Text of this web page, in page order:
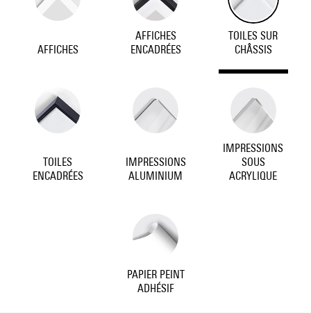
AFFICHES
AFFICHES
ENCADRÉES
TOILES SUR
CHÂSSIS
TOILES
ENCADRÉES
IMPRESSIONS
ALUMINIUM
IMPRESSIONS
SOUS
ACRYLIQUE
PAPIER PEINT
ADHÉSIF